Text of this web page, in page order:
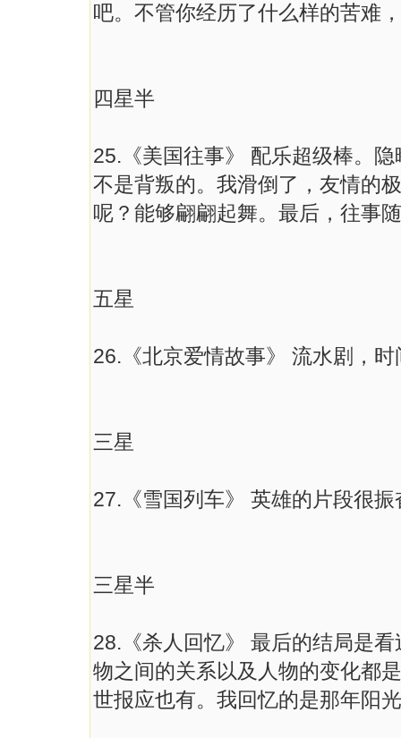
吧。不管你经历了什么样的苦难
四星半
25.《美国往事》 配乐超级棒。
不是背叛的。我滑倒了，友情的
呢？能够翩翩起舞。最后，往事
五星
26.《北京爱情故事》 流水剧，
三星
27.《雪国列车》 英雄的片段很
三星半
28.《杀人回忆》 最后的结局是
物之间的关系以及人物的变化都
世报应也有。我回忆的是那年阳